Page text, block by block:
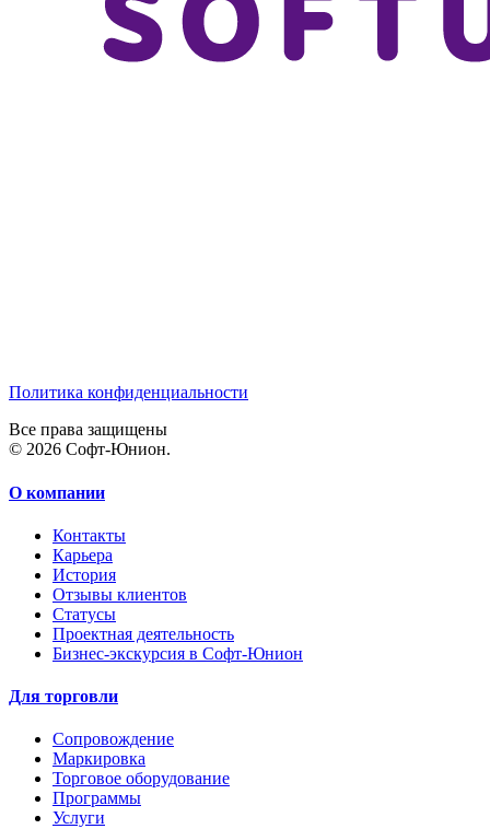
Политика конфиденциальности
Все права защищены
© 2026 Софт-Юнион.
О компании
Контакты
Карьера
История
Отзывы клиентов
Статусы
Проектная деятельность
Бизнес-экскурсия в Софт-Юнион
Для торговли
Сопровождение
Маркировка
Торговое оборудование
Программы
Услуги